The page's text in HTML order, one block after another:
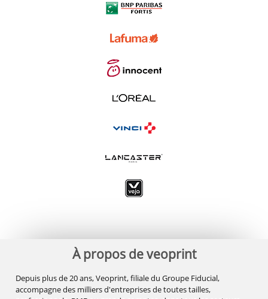
À propos de veoprint
Depuis plus de 20 ans, Veoprint, filiale du Groupe Fiducial,
accompagne des milliers d'entreprises de toutes tailles,